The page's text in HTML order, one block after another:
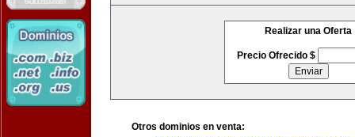
Realizar una Oferta
Precio Ofrecido $
Otros dominios en venta: